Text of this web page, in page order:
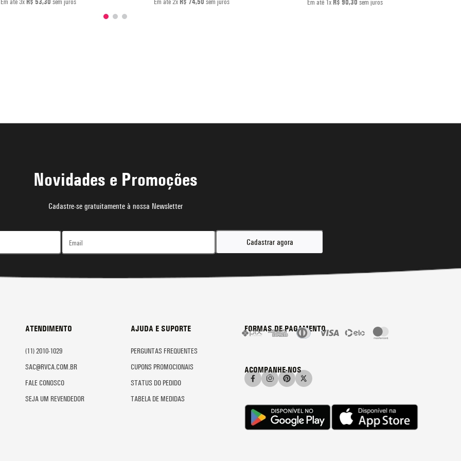
Em até3x R$ 53,30 sem juros Em até2x R$ 74,50 sem juros Em até 1x R$ 90,30 sem juros
Novidades e Promoções
Cadastre-se gratuitamente à nossa Newsletter
Cadastrar agora
ATENDIMENTO
(11) 2010-1029
SAC@RVCA.COM.BR
FALE CONOSCO
SEJA UM REVENDEDOR
AJUDA E SUPORTE
PERGUNTAS FREQUENTES
CUPONS PROMOCIONAIS
STATUS DO PEDIDO
TABELA DE MEDIDAS
FORMAS DE PAGAMENTO
ACOMPANHE-NOS